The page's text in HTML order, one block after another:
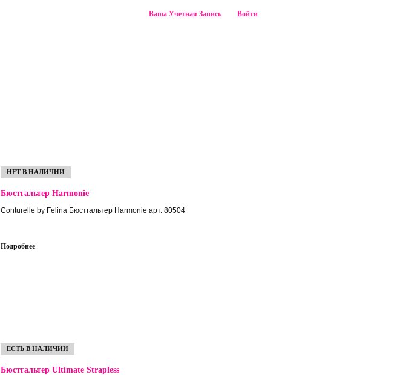
Ваша Учетная Запись Войти
НЕТ В НАЛИЧИИ
Бюстгальтер Harmonie
Conturelle by Felina Бюстгальтер Harmonie арт. 80504
Подробнее
ЕСТЬ В НАЛИЧИИ
Бюстгальтер Ultimate Strapless